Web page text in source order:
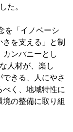
た。
を「イノベーシ
を支える」と制
ンパニーとし
人材が、楽し
きる、人にやさ
く、地域特性に
の整備に取り組